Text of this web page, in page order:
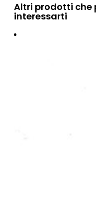
Altri prodotti che
interessarti